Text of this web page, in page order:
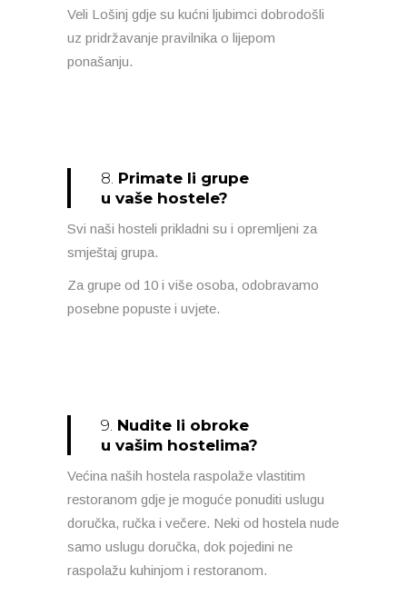
Veli Lošinj gdje su kućni ljubimci dobrodošli
uz pridržavanje pravilnika o lijepom
ponašanju.
8. Primate li grupe
u vaše hostele?
Svi naši hosteli prikladni su i opremljeni za
smještaj grupa.
Za grupe od 10 i više osoba, odobravamo
posebne popuste i uvjete.
9. Nudite li obroke
u vašim hostelima?
Većina naših hostela raspolaže vlastitim
restoranom gdje je moguće ponuditi uslugu
doručka, ručka i večere. Neki od hostela nude
samo uslugu doručka, dok pojedini ne
raspolažu kuhinjom i restoranom.